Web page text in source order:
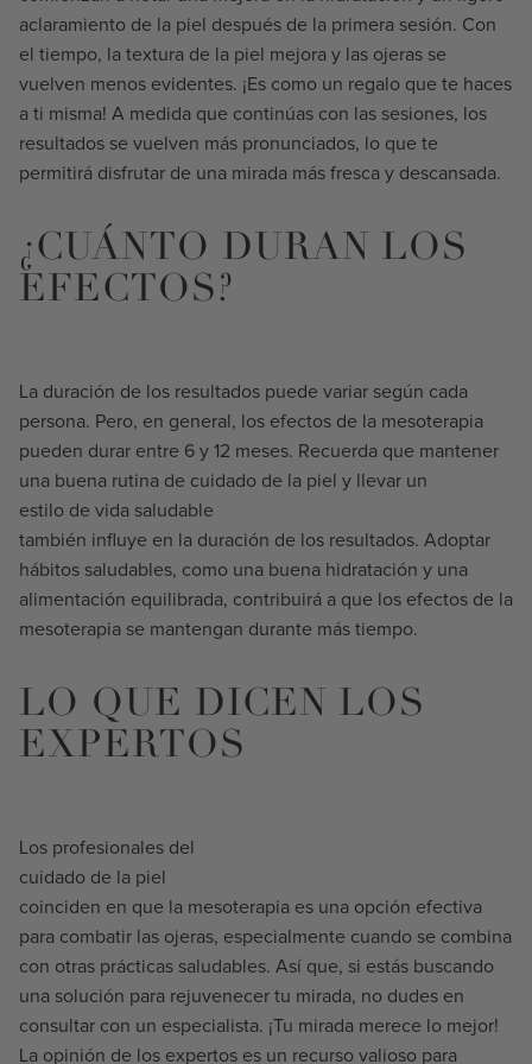
aclaramiento de la piel después de la primera sesión. Con
el tiempo, la textura de la piel mejora y las ojeras se
vuelven menos evidentes. ¡Es como un regalo que te haces
a ti misma! A medida que continúas con las sesiones, los
resultados se vuelven más pronunciados, lo que te
permitirá disfrutar de una mirada más fresca y descansada.
¿CUÁNTO DURAN LOS
EFECTOS?
La duración de los resultados puede variar según cada
persona. Pero, en general, los efectos de la mesoterapia
pueden durar entre 6 y 12 meses. Recuerda que mantener
una buena rutina de cuidado de la piel y llevar un
estilo de vida saludable
también influye en la duración de los resultados. Adoptar
hábitos saludables, como una buena hidratación y una
alimentación equilibrada, contribuirá a que los efectos de la
mesoterapia se mantengan durante más tiempo.
LO QUE DICEN LOS
EXPERTOS
Los profesionales del
cuidado de la piel
coinciden en que la mesoterapia es una opción efectiva
para combatir las ojeras, especialmente cuando se combina
con otras prácticas saludables. Así que, si estás buscando
una solución para rejuvenecer tu mirada, no dudes en
consultar con un especialista. ¡Tu mirada merece lo mejor!
La opinión de los expertos es un recurso valioso para